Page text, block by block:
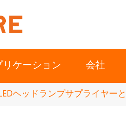
リケーション 会社
ヘッドランプサプライヤー